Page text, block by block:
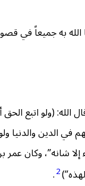
به جميعاً في
الله: (ولو اتبع
في الدين
وكان عمر
2
.